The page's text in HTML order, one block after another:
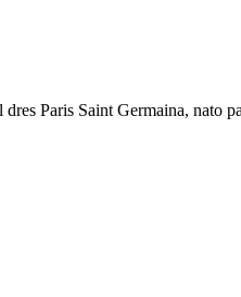
Paris Saint Germaina, nato